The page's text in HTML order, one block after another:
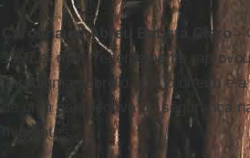
Carolina de Abreu Batista Claro -
1997 e, mais recentemente,
paradigma sobre o qual o direito e
de uma perspectiva de segurança
migrantes.